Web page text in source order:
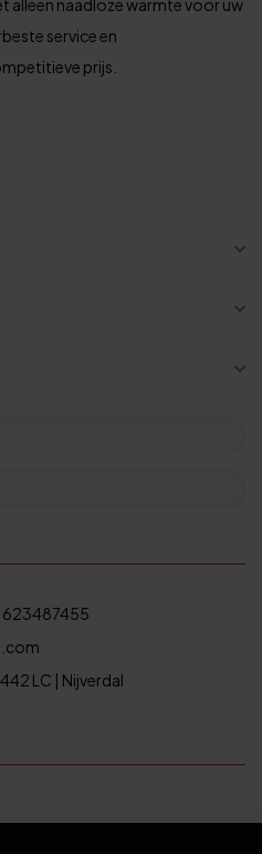
alleen naadloze warmte voor uw
service en
prijs.
623487455
LC | Nijverdal